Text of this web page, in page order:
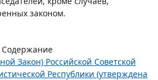
законом.
Содержание
Закон) Российской Советской
Республики (утверждена